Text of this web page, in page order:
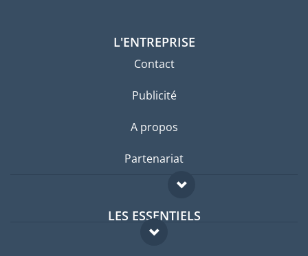
L'ENTREPRISE
Contact
Publicité
A propos
Partenariat
LES ESSENTIELS
Forum expatriés